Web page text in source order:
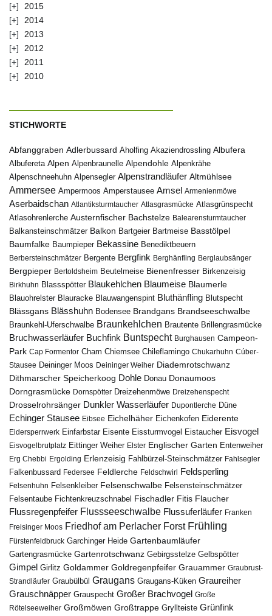
2015
2014
2013
2012
2011
2010
STICHWORTE
Abfanggraben Adlerbussard Aholfing Akaziendrossling Albufera
Albufereta Alpen Alpenbraunelle Alpendohle Alpenkrähe
Alpenschneehuhn Alpensegler Alpenstrandläufer Altmühlsee
Ammersee Ampermoos Amperstausee Amsel Armenienmöwe
Aserbaidschan Atlantiksturmtaucher Atlasgrasmücke Atlasgrünspecht
Atlasohrenlerche Austernfischer Bachstelze Balearensturmtaucher
Balkansteinschmätzer Balkon Bartgeier Bartmeise Basstölpel
Baumfalke Baumpieper Bekassine Benediktbeuern
Berbersteinschmätzer Bergente Bergfink Berghänfling Berglaubsänger
Bergpieper Bertoldsheim Beutelmeise Bienenfresser Birkenzeisig
Birkhuhn Blassspötter Blaukehlchen Blaumeise Blaumerle
Blauohrelster Blauracke Blauwangenspint Bluthänfling Blutspecht
Blässgans Blässhuhn Bodensee Brandgans Brandseeschwalbe
Braunkehl-Uferschwalbe Braunkehlchen Brautente Brillengrasmücke
Bruchwasserläufer Buchfink Buntspecht Burghausen Campeon-
Park Cap Formentor Cham Chiemsee Chileflamingo Chukarhuhn Cúber-
Stausee Deininger Moos Deininger Weiher Diademrotschwanz
Dithmarscher Speicherkoog Dohle Donau Donaumoos
Dorngrasmücke Dornspötter Dreizehenmöwe Dreizehenspecht
Drosselrohrsänger Dunkler Wasserläufer Dupontlerche Düne
Echinger Stausee Eibsee Eichelhäher Eichenkofen Eiderente
Eidersperrwerk Einfarbstar Eisente Eissturmvogel Eistaucher Eisvogel
Eisvogelbrutplatz Eittinger Weiher Elster Englischer Garten Entenweiher
Erg Chebbi Ergolding Erlenzeisig Fahlbürzel-Steinschmätzer Fahlsegler
Falkenbussard Federsee Feldlerche Feldschwirl Feldsperling
Felsenhuhn Felsenkleiber Felsenschwalbe Felsensteinschmätzer
Felsentaube Fichtenkreuzschnabel Fischadler Fitis Flaucher
Flussregenpfeifer Flussseeschwalbe Flussuferläufer Franken
Freisinger Moos Friedhof am Perlacher Forst Frühling
Fürstenfeldbruck Garchinger Heide Gartenbaumläufer
Gartengrasmücke Gartenrotschwanz Gebirgsstelze Gelbspötter
Gimpel Girlitz Goldammer Goldregenpfeifer Grauammer Graubrust-
Strandläufer Graubülbül Graugans Graugans-Küken Graureiher
Grauschnäpper Grauspecht Großer Brachvogel Große
Rötelseeweiher Großmöwen Großtrappe Gryllteiste Grünfink